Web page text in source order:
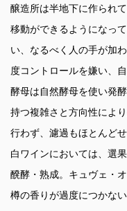
醸造所は半地下に作られ
移動ができるようになっ
い、なるべく人の手が加
度コントロールを嫌い、
酵母は自然酵母を使い発
持つ複雑さと方向性によ
行わず、濾過もほとんど
白ワインにおいては、選
醗酵・熟成。キュヴェ・
樽の香りが過度につかな